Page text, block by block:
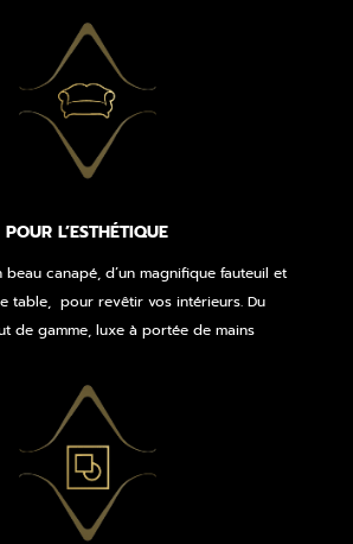
POUR L’ESTHÉTIQUE
beau canapé, d’un magnifique fauteuil et
table, pour revêtir vos intérieurs. Du
de gamme, luxe à portée de mains